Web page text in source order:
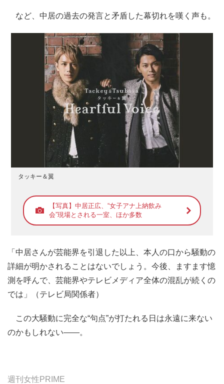
など、中居の過去の発言と矛盾した幕切れを嘆く声も。
タッキー＆翼
【写真】中居正広、“女子アナ上納飲み
会”現場とされる一室、ほか多数
「中居さんが芸能界を引退した以上、本人の口から騒動の
詳細が明かされることはないでしょう。今後、ますます憶
測を呼んで、芸能界やテレビメディア全体の混乱が続くの
では」（テレビ局関係者）
この大騒動に完全な“句点”が打たれる日は永遠に来ない
のかもしれない――。
週刊女性PRIME